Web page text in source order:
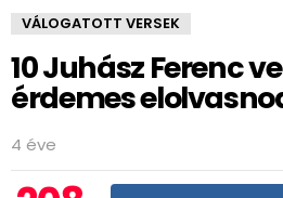
VÁLOGATOTT VERSEK
10 Juhász Ferenc
érdemes
4 éve